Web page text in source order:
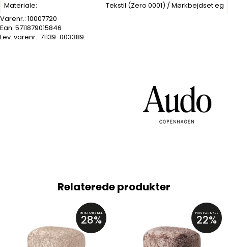
Materiale:
Tekstil (Zero 0001) / Mørkbejdset eg
Varenr.: 10007720
Ean: 5711879015846
Lev. varenr.: 71139-003389
Relaterede produkter
PRISFORSKEL
28% PRISFORSKEL
22%